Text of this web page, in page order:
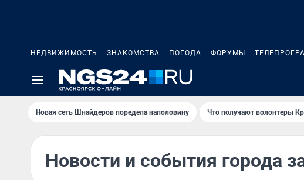
НЕДВИЖИМОСТЬ ЗНАКОМСТВА ПОГОДА ФОРУМЫ
Новая сеть Шнайдеров поредела наполовину Что получают волонтеры
Новости и события города